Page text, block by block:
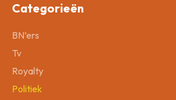
Categorieën
BN’ers
Tv
Royalty
Politiek